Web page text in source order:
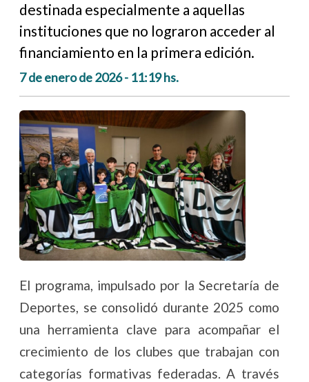
destinada especialmente a aquellas
instituciones que no lograron acceder al
financiamiento en la primera edición.
7 de enero de 2026 - 11:19 hs.
El programa, impulsado por la Secretaría de
Deportes, se consolidó durante 2025 como
una herramienta clave para acompañar el
crecimiento de los clubes que trabajan con
categorías formativas federadas. A través